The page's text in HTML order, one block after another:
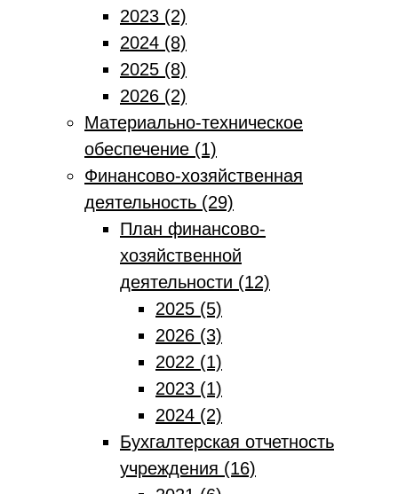
2023 (2)
2024 (8)
2025 (8)
2026 (2)
Материально-техническое
обеспечение (1)
Финансово-хозяйственная
деятельность (29)
План финансово-
хозяйственной
деятельности (12)
2025 (5)
2026 (3)
2022 (1)
2023 (1)
2024 (2)
Бухгалтерская отчетность
учреждения (16)